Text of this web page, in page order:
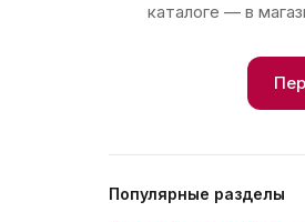
каталоге — в
Популярные разделы